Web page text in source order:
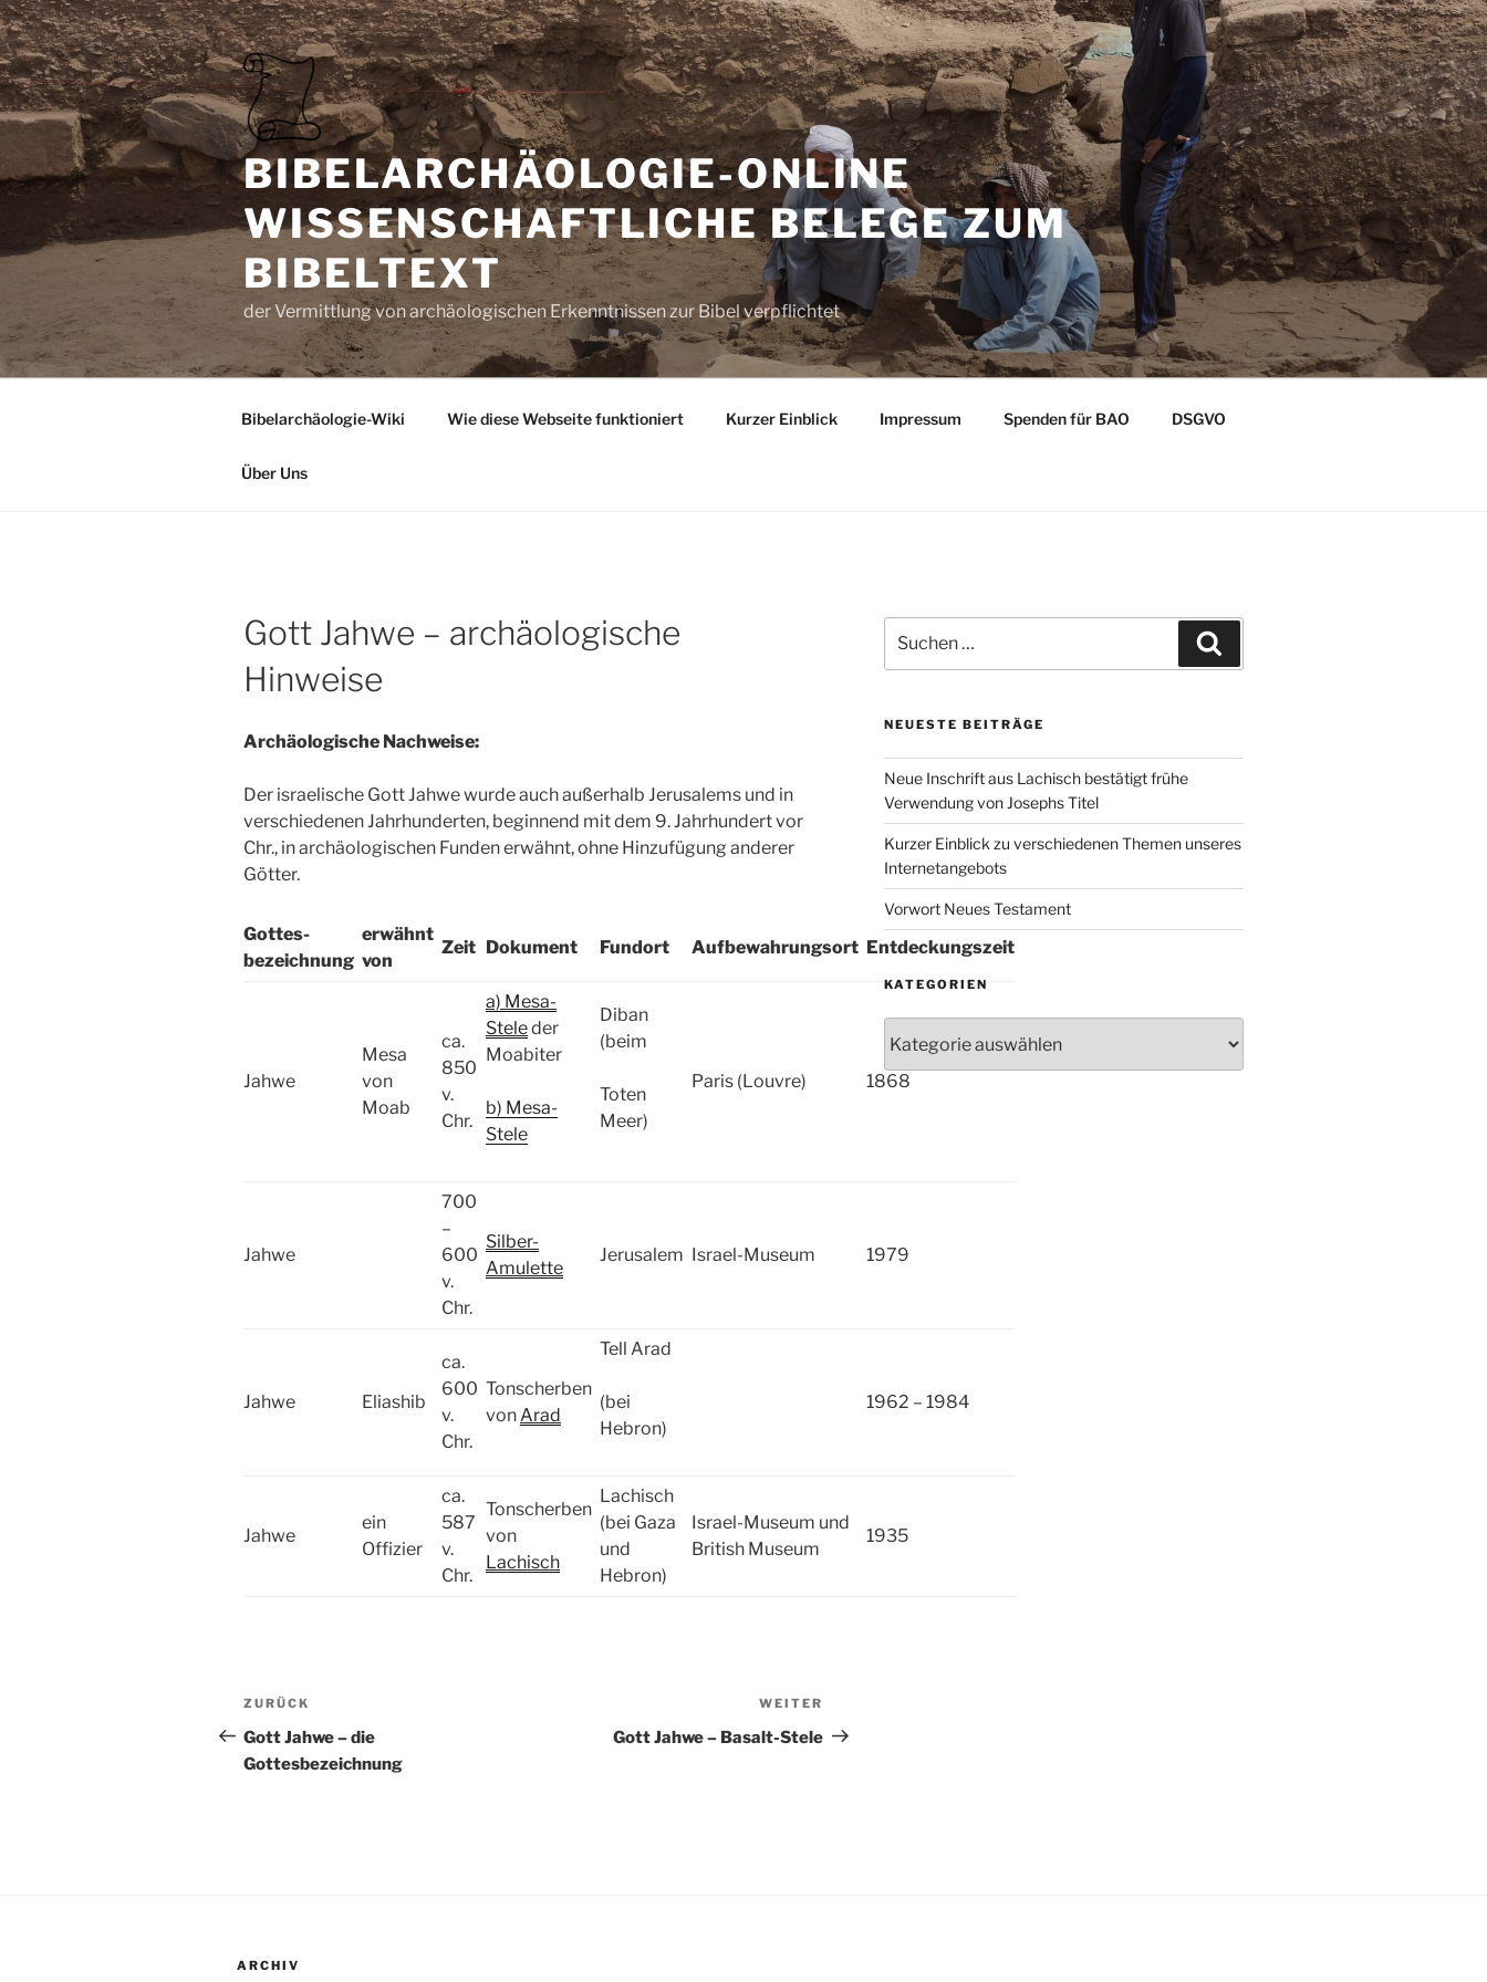
Zum
Inhalt
springen
BIBELARCHÄOLOGIE-ONLINE
WISSENSCHAFTLICHE BELEGE ZUM
BIBELTEXT
der Vermittlung von archäologischen Erkenntnissen zur Bibel verpflichtet
Bibelarchäologie-Wiki Wie diese Webseite funktioniert Kurzer Einblick Impressum Spenden für BAO DSGVO
Über Uns
Gott Jahwe – archäologische
Hinweise
Archäologische Nachweise:
Der israelische Gott Jahwe wurde auch außerhalb Jerusalems und in
verschiedenen Jahrhunderten, beginnend mit dem 9. Jahrhundert vor
Chr., in archäologischen Funden erwähnt, ohne Hinzufügung anderer
Götter.
Gottes-
bezeichnung
erwähnt
von
Zeit Dokument Fundort Aufbewahrungsort Entdeckungszeit
Jahwe
Mesa
von
Moab
ca.
850
v.
Chr.
a) Mesa-
Steleder
Moabiter
b) Mesa-
Stele
Diban
(beim
Toten
Meer)
Paris (Louvre) 1868
Jahwe
700
–
600
v.
Chr.
Silber-
Amulette
Jerusalem Israel-Museum 1979
Jahwe Eliashib
ca.
600
v.
Chr.
Tonscherben
von Arad
Tell Arad
(bei
Hebron)
1962 – 1984
Jahwe
ein
Offizier
ca.
587
v.
Chr.
Tonscherben
von
Lachisch
Lachisch
(bei Gaza
und
Hebron)
Israel-Museum und
British Museum
1935
Beitragsnavigation
Vorheriger
Beitrag
ZURÜCK
Gott Jahwe – die
Gottesbezeichnung
Beitrag
WEITER
Gott Jahwe – Basalt-Stele
nach:
NEUESTE BEITRÄGE
Neue Inschrift aus Lachisch bestätigt frühe
Verwendung von Josephs Titel
Kurzer Einblick zu verschiedenen Themen unseres
Internetangebots
Vorwort Neues Testament
KATEGORIEN
ARCHIV